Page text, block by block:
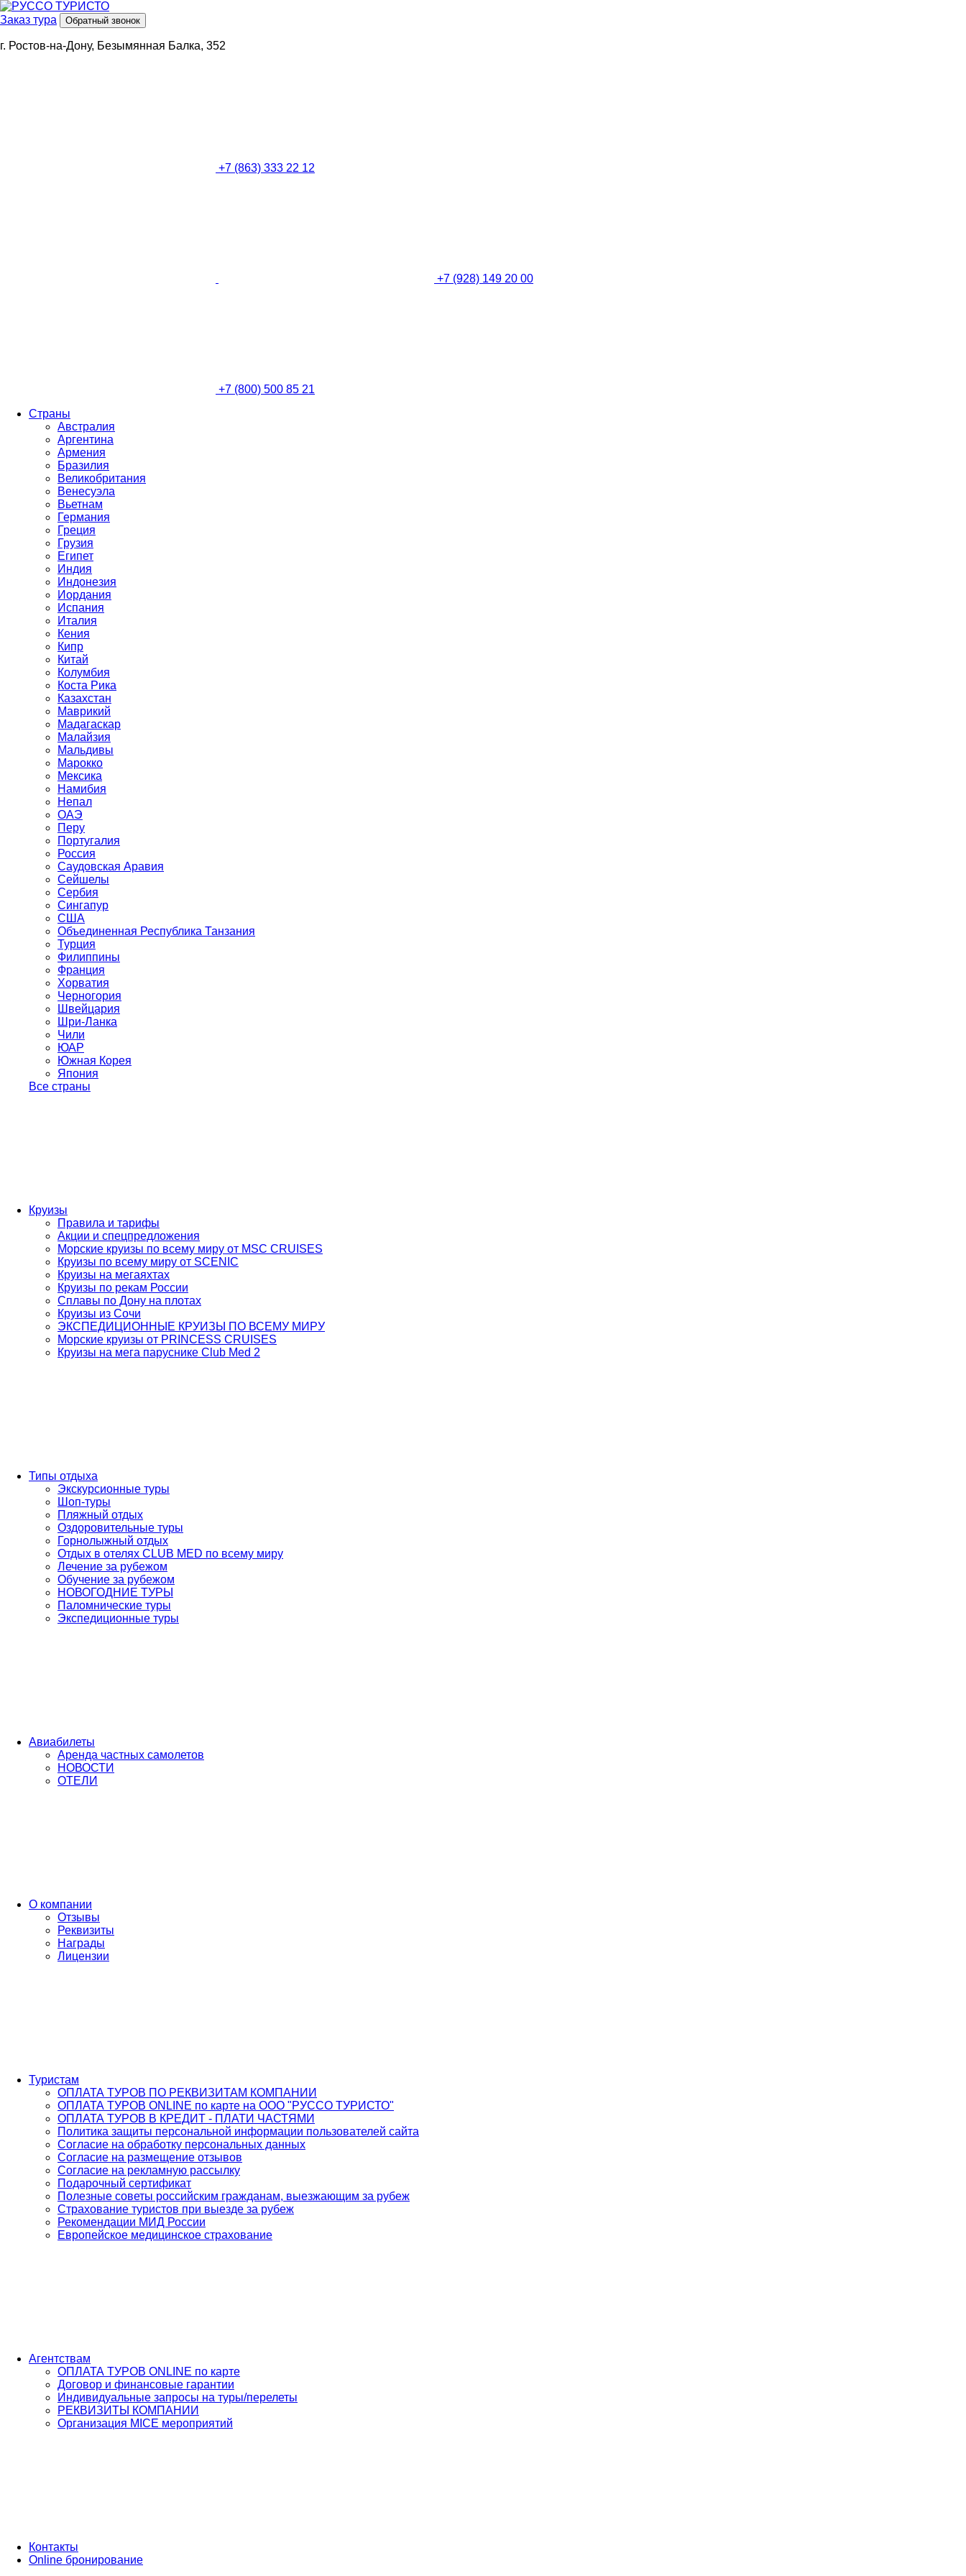
Заказ тура Обратный звонок
г. Ростов-на-Дону, Безымянная Балка, 352
+7 (863) 333 22 12
+7 (928) 149 20 00
+7 (800) 500 85 21
Страны
Австралия
Аргентина
Армения
Бразилия
Великобритания
Венесуэла
Вьетнам
Германия
Греция
Грузия
Египет
Индия
Индонезия
Иордания
Испания
Италия
Кения
Кипр
Китай
Колумбия
Коста Рика
Казахстан
Маврикий
Мадагаскар
Малайзия
Мальдивы
Марокко
Мексика
Намибия
Непал
ОАЭ
Перу
Португалия
Россия
Саудовская Аравия
Сейшелы
Сербия
Сингапур
США
Объединенная Республика Танзания
Турция
Филиппины
Франция
Хорватия
Черногория
Швейцария
Шри-Ланка
Чили
ЮАР
Южная Корея
Япония
Все страны
Круизы
Правила и тарифы
Акции и спецпредложения
Морские круизы по всему миру от MSC CRUISES
Круизы по всему миру от SCENIC
Круизы на мегаяхтах
Круизы по рекам России
Сплавы по Дону на плотах
Круизы из Сочи
ЭКСПЕДИЦИОННЫЕ КРУИЗЫ ПО ВСЕМУ МИРУ
Морские круизы от PRINCESS CRUISES
Круизы на мега паруснике Club Med 2
Типы отдыха
Экскурсионные туры
Шоп-туры
Пляжный отдых
Оздоровительные туры
Горнолыжный отдых
Отдых в отелях CLUB MED по всему миру
Лечение за рубежом
Обучение за рубежом
НОВОГОДНИЕ ТУРЫ
Паломнические туры
Экспедиционные туры
Авиабилеты
Аренда частных самолетов
НОВОСТИ
ОТЕЛИ
О компании
Отзывы
Реквизиты
Награды
Лицензии
Туристам
ОПЛАТА ТУРОВ ПО РЕКВИЗИТАМ КОМПАНИИ
ОПЛАТА ТУРОВ ONLINE по карте на ООО "РУССО ТУРИСТО"
ОПЛАТА ТУРОВ В КРЕДИТ - ПЛАТИ ЧАСТЯМИ
Политика защиты персональной информации пользователей сайта
Согласие на обработку персональных данных
Согласие на размещение отзывов
Согласие на рекламную рассылку
Подарочный сертификат
Полезные советы российским гражданам, выезжающим за рубеж
Страхование туристов при выезде за рубеж
Рекомендации МИД России
Европейское медицинское страхование
Агентствам
ОПЛАТА ТУРОВ ONLINE по карте
Договор и финансовые гарантии
Индивидуальные запросы на туры/перелеты
РЕКВИЗИТЫ КОМПАНИИ
Организация MICE мероприятий
Контакты
Online бронирование